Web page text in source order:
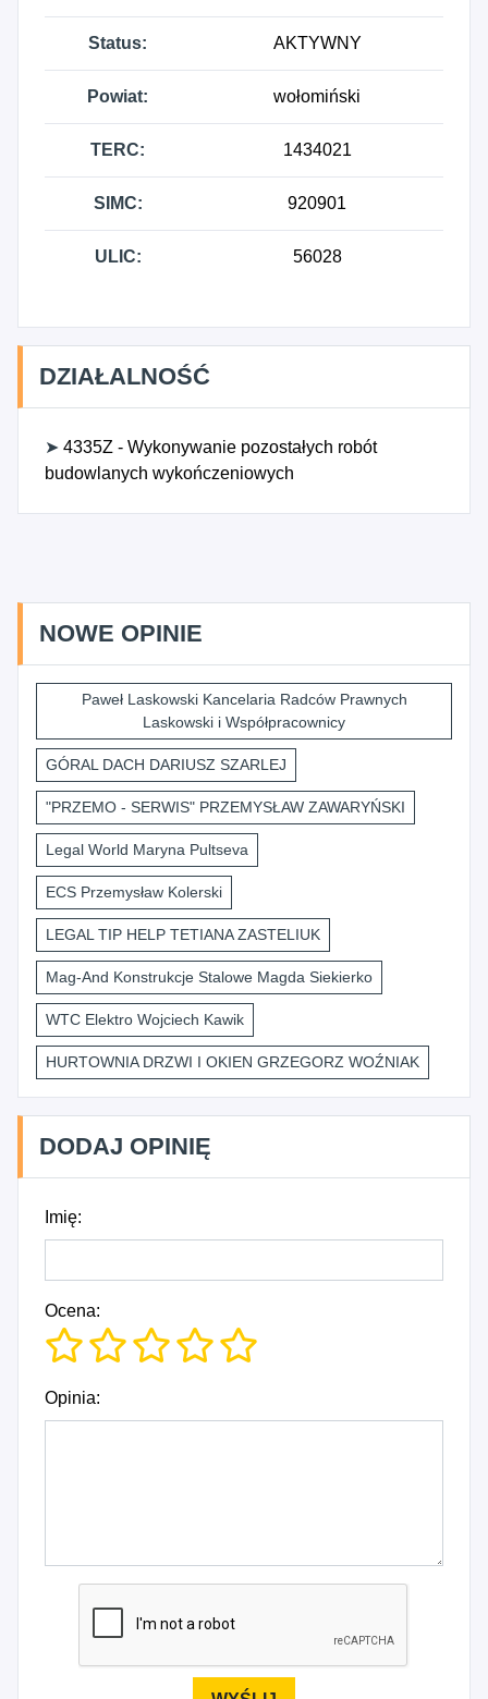
Status: AKTYWNY
Powiat: wołomiński
TERC: 1434021
SIMC: 920901
ULIC: 56028
DZIAŁALNOŚĆ
➤ 4335Z - Wykonywanie pozostałych robót
budowlanych wykończeniowych
NOWE OPINIE
Paweł Laskowski Kancelaria Radców Prawnych
Laskowski i Współpracownicy
GÓRAL DACH DARIUSZ SZARLEJ
"PRZEMO - SERWIS" PRZEMYSŁAW ZAWARYŃSKI
Legal World Maryna Pultseva
ECS Przemysław Kolerski
LEGAL TIP HELP TETIANA ZASTELIUK
Mag-And Konstrukcje Stalowe Magda Siekierko
WTC Elektro Wojciech Kawik
HURTOWNIA DRZWI I OKIEN GRZEGORZ WOŹNIAK
DODAJ OPINIĘ
Imię:
Ocena:
Opinia: